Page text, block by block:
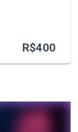
R$400